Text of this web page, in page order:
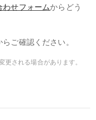
わせフォームからどう
らご確認ください。
される場合があります。